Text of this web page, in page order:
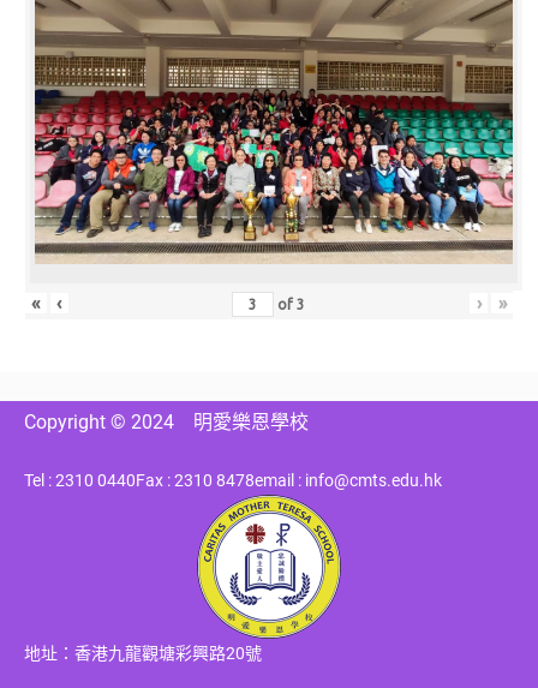
« ‹ of3 › »
Copyright © 2024 明愛樂恩學校
Tel : 2310 0440Fax : 2310 8478email : info@cmts.edu.hk
地址：香港九龍觀塘彩興路20號